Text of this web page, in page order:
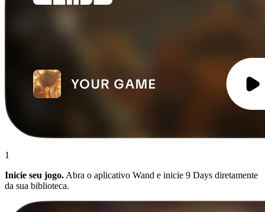
1
Inicie seu jogo. Abra o aplicativo Wand e inicie 9 Days diretamente
da sua biblioteca.